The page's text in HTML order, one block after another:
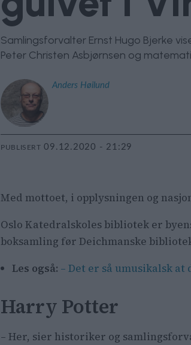
Samlingsforvalter Ernst Hugo Bjerke
Peter Christen Asbjørnsen og
Anders Høilund
PUBLISERT 09.12.2020 - 21:29
Med mottoet, i opplysningen og
Oslo Katedralskoles bibliotek er
boksamling før Deichmanske
Les også: – Det er så umusikalsk
Harry Potter
– Her, sier historiker og